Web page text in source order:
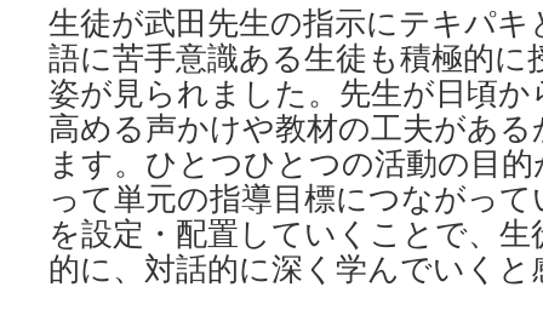
生徒が武田先生の指示にテキパ
語に苦手意識ある生徒も積極的に
姿が見られました。先生が日頃
高める声かけや教材の工夫があ
ます。ひとつひとつの活動の目
って単元の指導目標につながっ
を設定・配置していくことで、
的に、対話的に深く学んでいく